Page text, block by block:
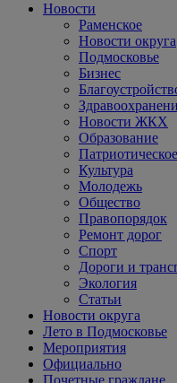
Новости
Раменское
Новости округа
Подмосковье
Бизнес
Новости ЖКХ
Образование
Культура
Молодежь
Общество
Правопорядок
Ремонт дорог
Спорт
Дороги и
Экология
Статьи
Новости округа
Лето в Подмосковье
Мероприятия
Официально
Почетные граждане